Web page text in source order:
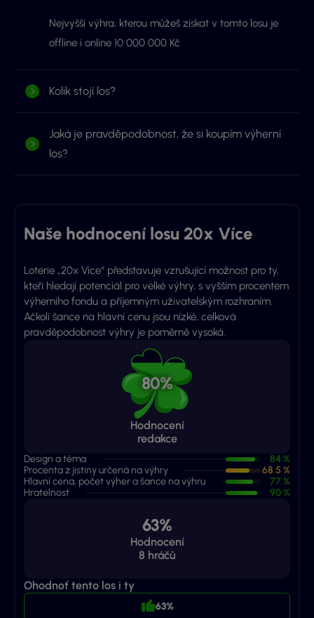
Nejvyšší výhra, kterou můžeš získat v tomto losu je
offline i online 10 000 000 Kč
Kolik stojí los?
Jaká je pravděpodobnost, že si koupím výherní
los?
Naše hodnocení losu 20x Více
Loterie „20x Více“ představuje vzrušující možnost pro ty,
kteří hledají potenciál pro velké výhry, s vyšším procentem
výherního fondu a příjemným uživatelským rozhraním.
Ačkoli šance na hlavní cenu jsou nízké, celková
pravděpodobnost výhry je poměrně vysoká.
80%
Hodnocení
redakce
Design a téma
84 %
Procenta z jistiny určená na výhry
68.5 %
Hlavní cena, počet výher a šance na výhru
77 %
Hratelnost
90 %
63%
Hodnocení
8 hráčů
Ohodnoť tento los i ty
63%